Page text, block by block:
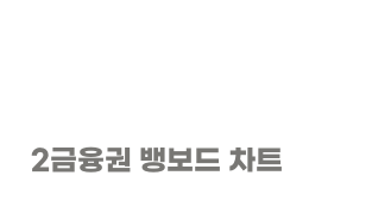
2금융권 뱅보드 차트